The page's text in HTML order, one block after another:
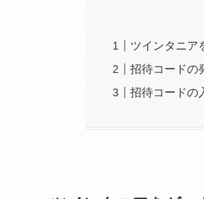
ツインタニア
招待コードの
招待コードの